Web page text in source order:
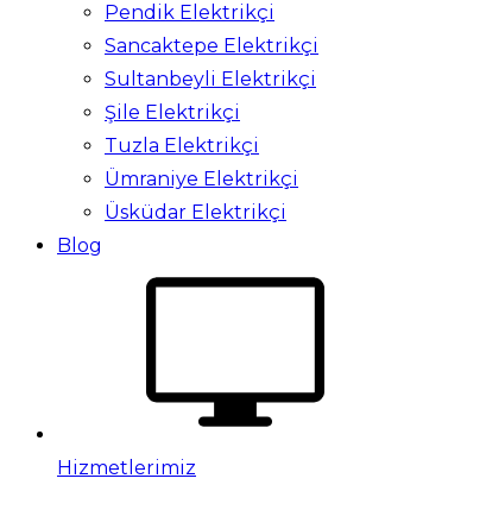
Pendik Elektrikçi
Sancaktepe Elektrikçi
Sultanbeyli Elektrikçi
Şile Elektrikçi
Tuzla Elektrikçi
Ümraniye Elektrikçi
Üsküdar Elektrikçi
Blog
Hizmetlerimiz